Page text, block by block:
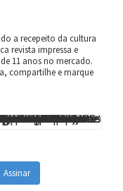
a recepeito da cultura
revista impressa e
11 anos no mercado.
compartilhe e marque
Assinar